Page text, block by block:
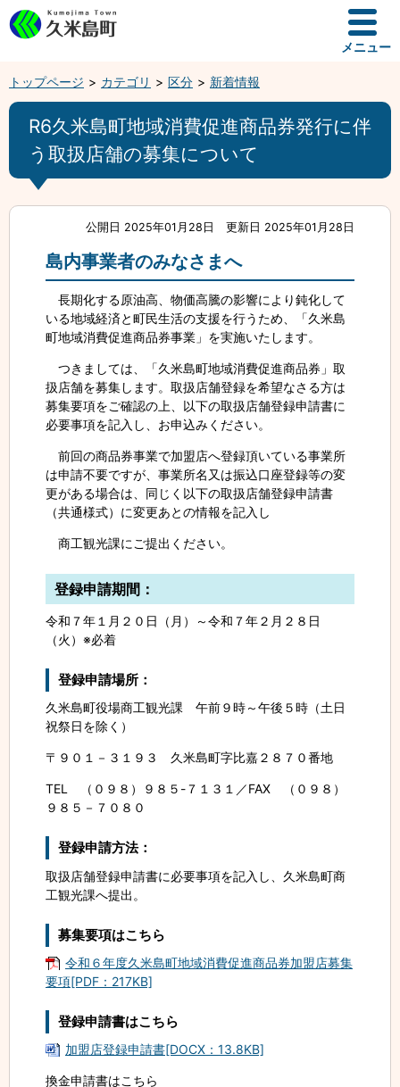
メニュー
トップページ カテゴリ 区分 新着情報
R6久米島町地域消費促進商品券発行に伴
う取扱店舗の募集について
公開日 2025年01月28日 更新日 2025年01月28日
島内事業者のみなさまへ
長期化する原油高、物価高騰の影響により鈍化して
いる地域経済と町民生活の支援を行うため、「久米島
町地域消費促進商品券事業」を実施いたします。
つきましては、「久米島町地域消費促進商品券」取
扱店舗を募集します。取扱店舗登録を希望なさる方は
募集要項をご確認の上、以下の取扱店舗登録申請書に
必要事項を記入し、お申込みください。
前回の商品券事業で加盟店へ登録頂いている事業所
は申請不要ですが、事業所名又は振込口座登録等の変
更がある場合は、同じく以下の取扱店舗登録申請書
（共通様式）に変更あとの情報を記入し
商工観光課にご提出ください。
登録申請期間：
令和７年１月２０日（月）～令和７年２月２８日
（火）※必着
登録申請場所：
久米島町役場商工観光課 午前９時～午後５時（土日
祝祭日を除く）
〒９０１－３１９３ 久米島町字比嘉２８７０番地
TEL （０９８）９８５-７１３１／FAX （０９８）
９８５－７０８０
登録申請方法：
取扱店舗登録申請書に必要事項を記入し、久米島町商
工観光課へ提出。
募集要項はこちら
令和６年度久米島町地域消費促進商品券加盟店募集
要項[PDF：217KB]
登録申請書はこちら
加盟店登録申請書[DOCX：13.8KB]
換金申請書はこちら